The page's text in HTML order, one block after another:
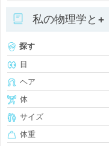
私の物理学と+
探す
目
ヘア
体
サイズ
体重